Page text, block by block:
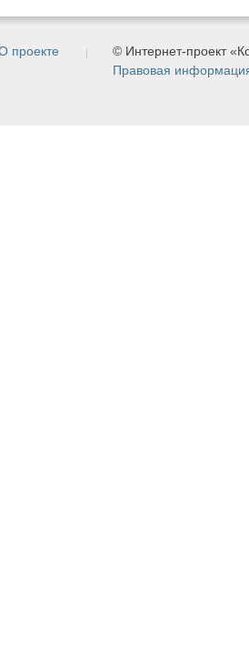
проекте
© Интернет-проект
Правовая